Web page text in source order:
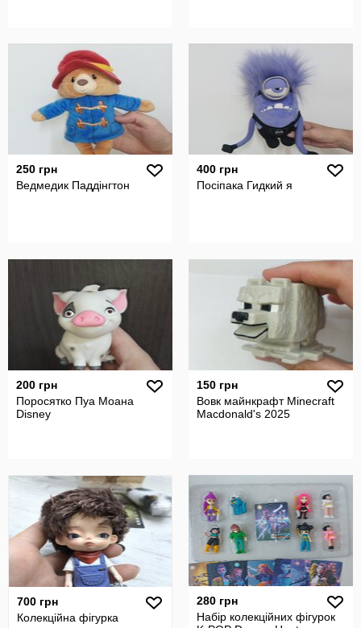
250 грн
Ведмедик Паддінгтон
400 грн
Посіпака Гидкий я
200 грн
Поросятко Пуа Моана
Disney
150 грн
Вовк майнкрафт Minecraft
Macdonald's 2025
700 грн
Колекційна фігурка
280 грн
Набір колекційних фігурок